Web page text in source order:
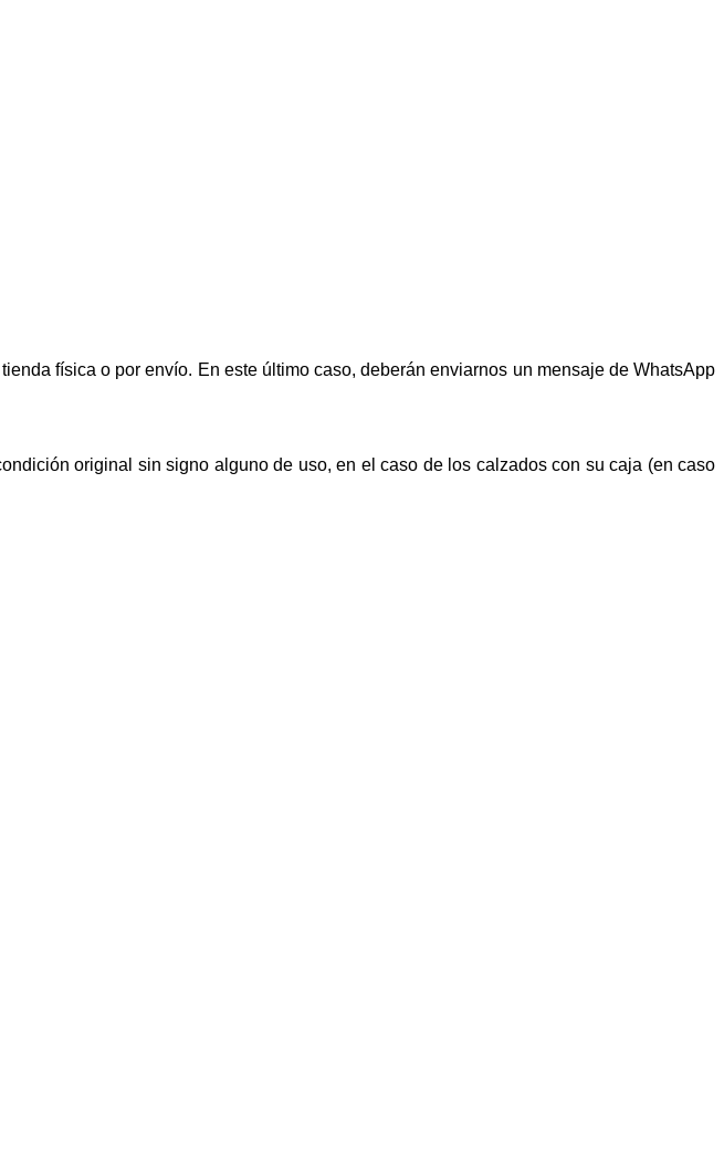
física o por envío. En este último caso, deberán enviarnos un mensaje de WhatsApp
original sin signo alguno de uso, en el caso de los calzados con su caja (en caso